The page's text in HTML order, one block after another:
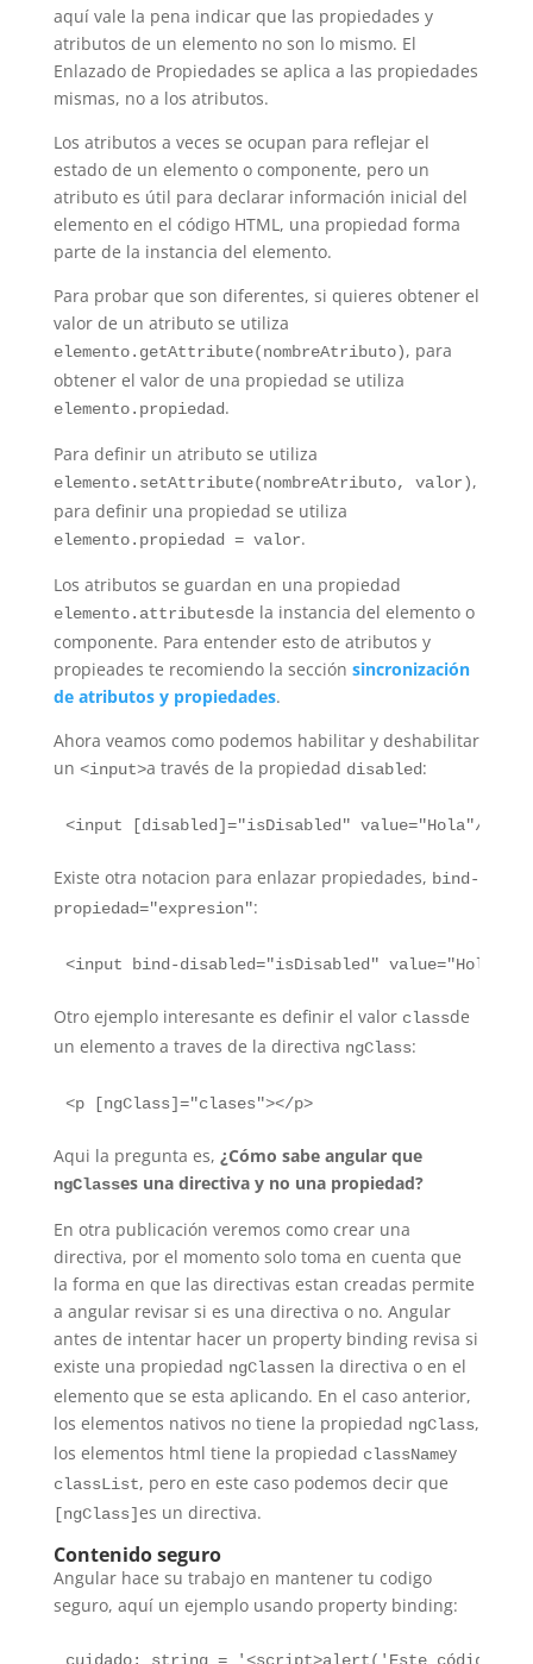
aquí vale la pena indicar que las propiedades y
atributos de un elemento no son lo mismo. El
Enlazado de Propiedades se aplica a las propiedades
mismas, no a los atributos.
Los atributos a veces se ocupan para reflejar el
estado de un elemento o componente, pero un
atributo es útil para declarar información inicial del
elemento en el código HTML, una propiedad forma
parte de la instancia del elemento.
Para probar que son diferentes, si quieres obtener el
valor de un atributo se utiliza
elemento.getAttribute(nombreAtributo), para
obtener el valor de una propiedad se utiliza
elemento.propiedad.
Para definir un atributo se utiliza
elemento.setAttribute(nombreAtributo, valor),
para definir una propiedad se utiliza
elemento.propiedad = valor.
Los atributos se guardan en una propiedad
elemento.attributesde la instancia del elemento o
componente. Para entender esto de atributos y
propieades te recomiendo la sección sincronización
de atributos y propiedades.
Ahora veamos como podemos habilitar y deshabilitar
un <input>a través de la propiedad disabled:
Existe otra notacion para enlazar propiedades, bind-
propiedad="expresion":
Otro ejemplo interesante es definir el valor classde
un elemento a traves de la directiva ngClass:
<p [ngClass]="clases"></p>
Aqui la pregunta es, ¿Cómo sabe angular que
ngClasses una directiva y no una propiedad?
En otra publicación veremos como crear una
directiva, por el momento solo toma en cuenta que
la forma en que las directivas estan creadas permite
a angular revisar si es una directiva o no. Angular
antes de intentar hacer un property binding revisa si
existe una propiedad ngClassen la directiva o en el
elemento que se esta aplicando. En el caso anterior,
los elementos nativos no tiene la propiedad ngClass,
los elementos html tiene la propiedad classNamey
classList, pero en este caso podemos decir que
[ngClass]es un directiva.
Contenido seguro
Angular hace su trabajo en mantener tu codigo
seguro, aquí un ejemplo usando property binding: